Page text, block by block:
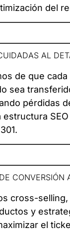
del
AL
de que
sea
pérdidas
estructura
CONVERSIÓN
cross-
y
el